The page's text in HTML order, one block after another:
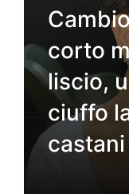
corto
liscio,
ciuffo
castani